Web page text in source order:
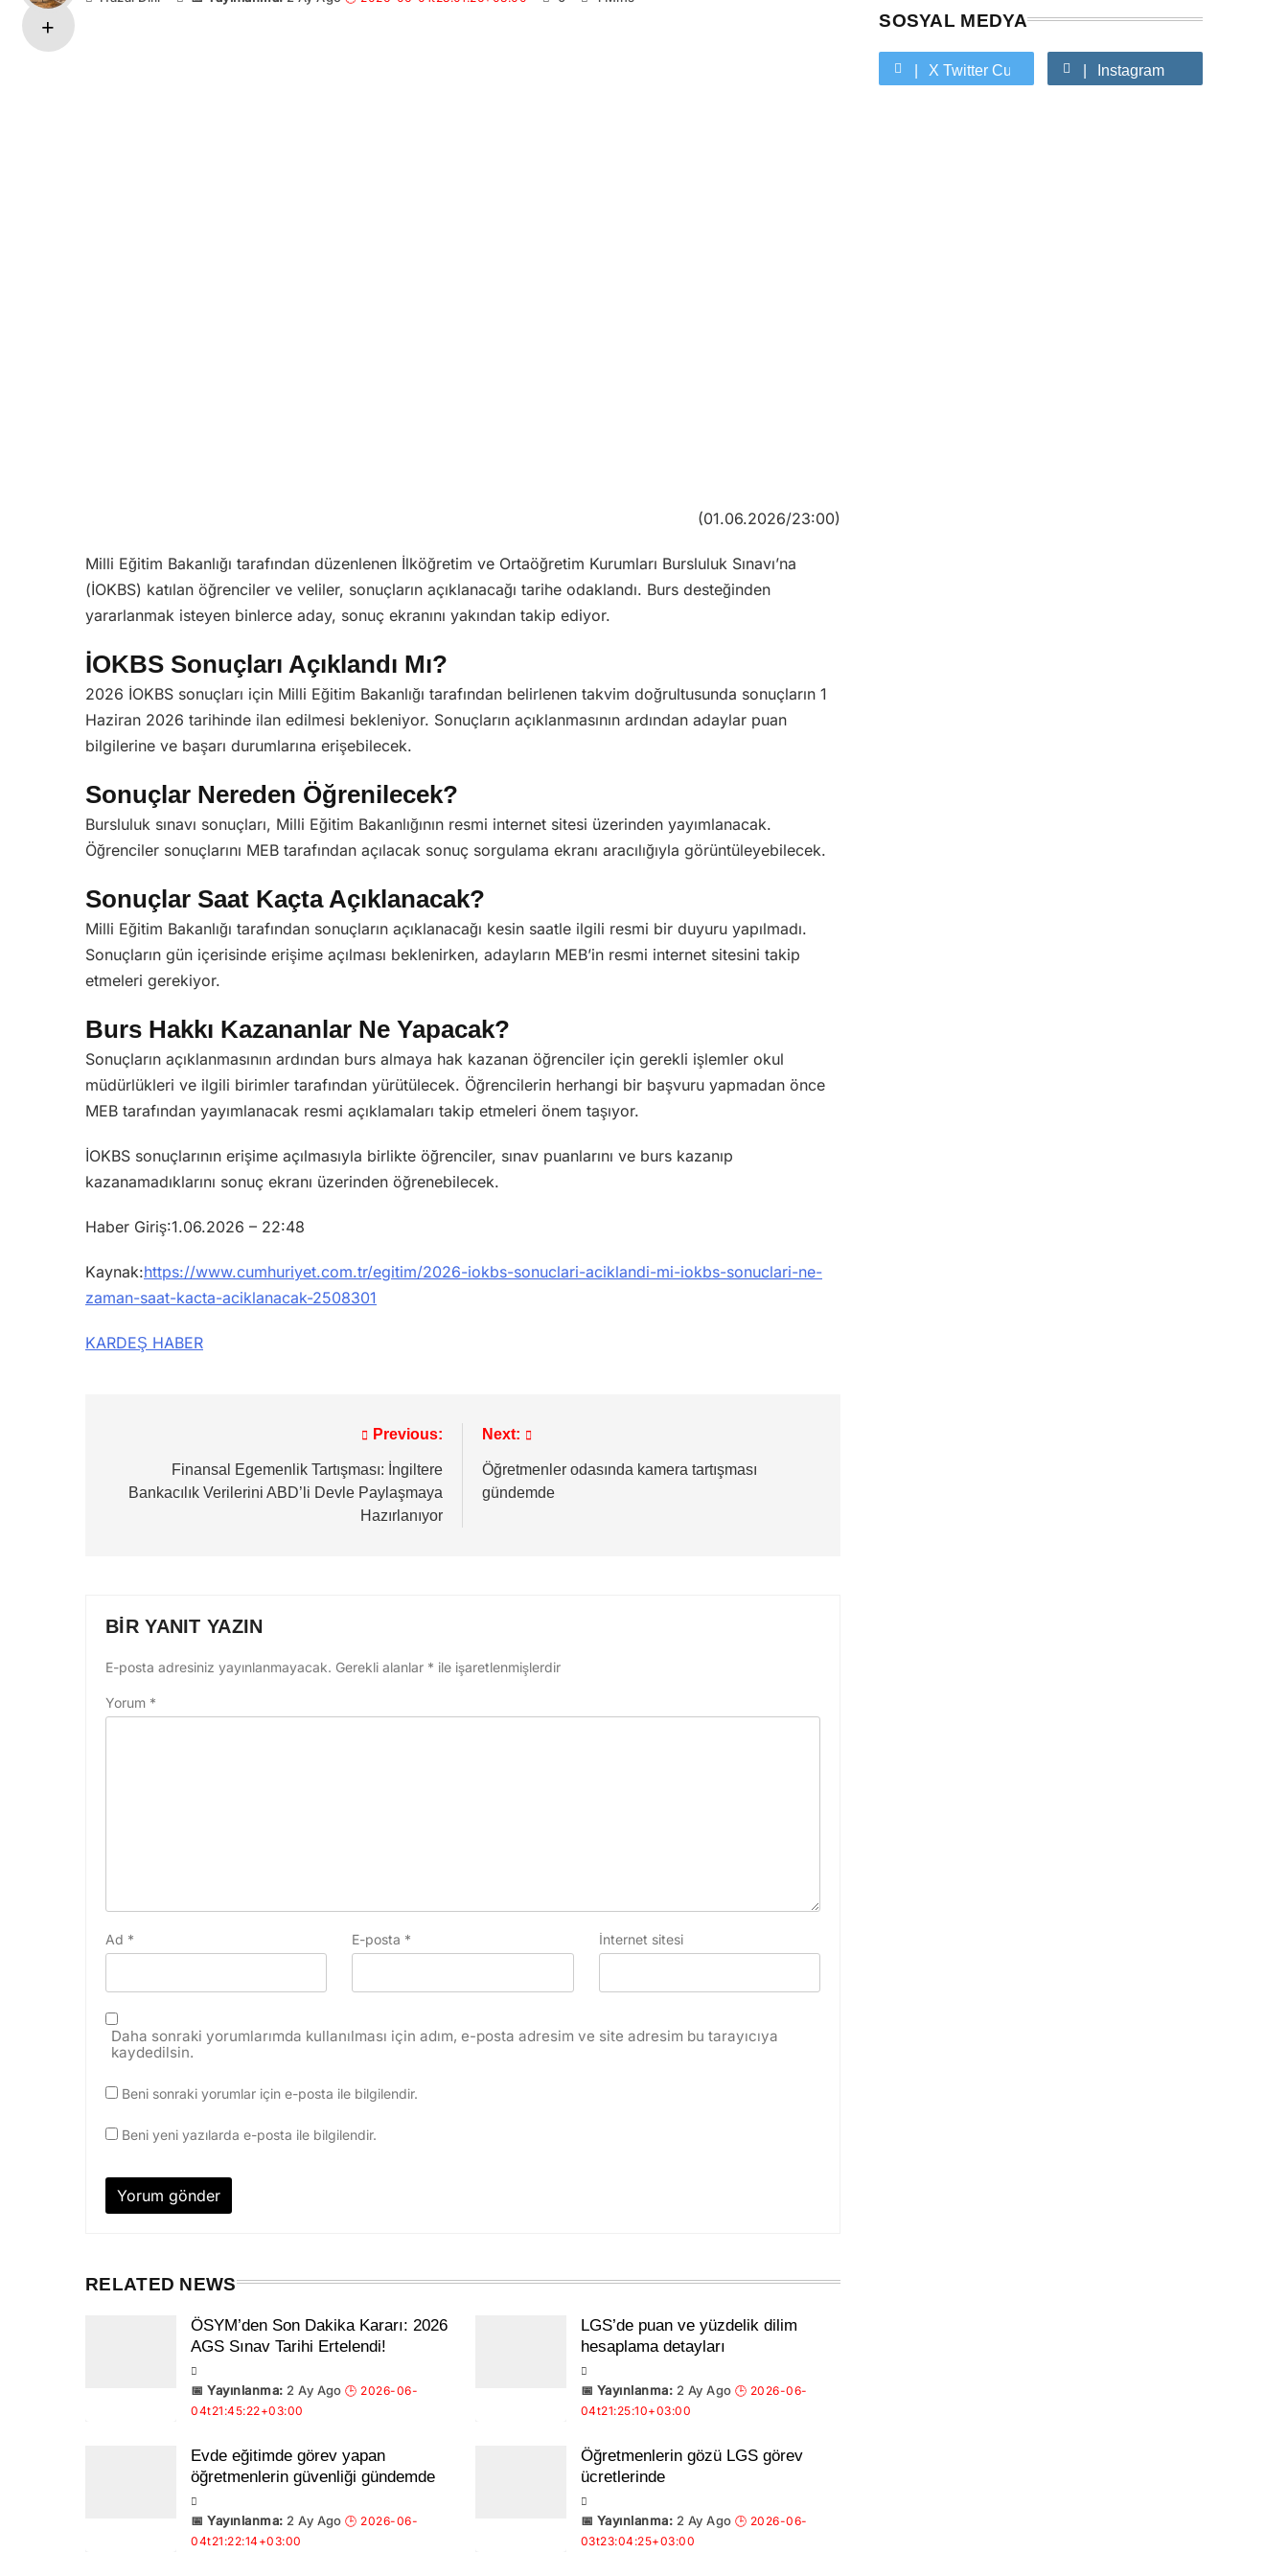
(01.06.2026/23:00)
Milli Eğitim Bakanlığı tarafından düzenlenen İlköğretim ve Ortaöğretim Kurumları Bursluluk Sınavı’na
(İOKBS) katılan öğrenciler ve veliler, sonuçların açıklanacağı tarihe odaklandı. Burs desteğinden
yararlanmak isteyen binlerce aday, sonuç ekranını yakından takip ediyor.
İOKBS Sonuçları Açıklandı Mı?
2026 İOKBS sonuçları için Milli Eğitim Bakanlığı tarafından belirlenen takvim doğrultusunda sonuçların 1
Haziran 2026 tarihinde ilan edilmesi bekleniyor. Sonuçların açıklanmasının ardından adaylar puan
bilgilerine ve başarı durumlarına erişebilecek.
Sonuçlar Nereden Öğrenilecek?
Bursluluk sınavı sonuçları, Milli Eğitim Bakanlığının resmi internet sitesi üzerinden yayımlanacak.
Öğrenciler sonuçlarını MEB tarafından açılacak sonuç sorgulama ekranı aracılığıyla görüntüleyebilecek.
Sonuçlar Saat Kaçta Açıklanacak?
Milli Eğitim Bakanlığı tarafından sonuçların açıklanacağı kesin saatle ilgili resmi bir duyuru yapılmadı.
Sonuçların gün içerisinde erişime açılması beklenirken, adayların MEB’in resmi internet sitesini takip
etmeleri gerekiyor.
Burs Hakkı Kazananlar Ne Yapacak?
Sonuçların açıklanmasının ardından burs almaya hak kazanan öğrenciler için gerekli işlemler okul
müdürlükleri ve ilgili birimler tarafından yürütülecek. Öğrencilerin herhangi bir başvuru yapmadan önce
MEB tarafından yayımlanacak resmi açıklamaları takip etmeleri önem taşıyor.
İOKBS sonuçlarının erişime açılmasıyla birlikte öğrenciler, sınav puanlarını ve burs kazanıp
kazanamadıklarını sonuç ekranı üzerinden öğrenebilecek.
Haber Giriş:1.06.2026 – 22:48
Kaynak:https://www.cumhuriyet.com.tr/egitim/2026-iokbs-sonuclari-aciklandi-mi-iokbs-sonuclari-ne-
zaman-saat-kacta-aciklanacak-2508301
KARDEŞ HABER
gezinmesi
Previous:
Finansal Egemenlik Tartışması: İngiltere
Bankacılık Verilerini ABD’li Devle Paylaşmaya
Hazırlanıyor
Next:
Öğretmenler odasında kamera tartışması
gündemde
BIR YANIT YAZIN
E-posta adresiniz yayınlanmayacak. Gerekli alanlar * ile işaretlenmişlerdir
Yorum *
Ad * E-posta * İnternet sitesi
Daha sonraki yorumlarımda kullanılması için adım, e-posta adresim ve site adresim bu tarayıcıya
kaydedilsin.
Beni sonraki yorumlar için e-posta ile bilgilendir.
Beni yeni yazılarda e-posta ile bilgilendir.
RELATED NEWS
ÖSYM’den Son Dakika Kararı: 2026
AGS Sınav Tarihi Ertelendi!
2 Ay Ago
LGS’de puan ve yüzdelik dilim
hesaplama detayları
2 Ay Ago
Evde eğitimde görev yapan
öğretmenlerin güvenliği gündemde
2 Ay Ago
Öğretmenlerin gözü LGS görev
ücretlerinde
2 Ay Ago
SOSYAL MEDYA
X Twitter Custom Cursor On Hover
Instagram